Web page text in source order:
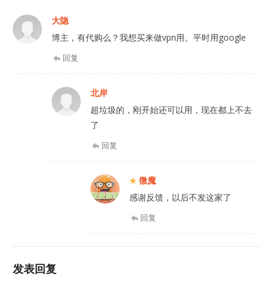
大隐
博主，有代购么？我想买来做vpn用。平时用google
回复
北岸
超垃圾的，刚开始还可以用，现在都上不去
了
回复
微魔
感谢反馈，以后不发这家了
回复
发表回复